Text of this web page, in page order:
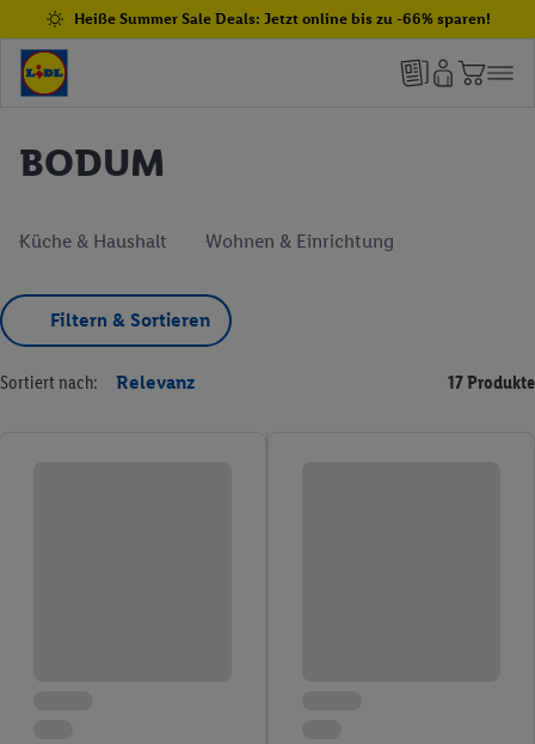
Heiße Summer Sale Deals: Jetzt online bis zu -66% sparen!
BODUM
Küche & Haushalt Wohnen & Einrichtung
Filtern & Sortieren
Sortiert nach: Relevanz 17 Produkte